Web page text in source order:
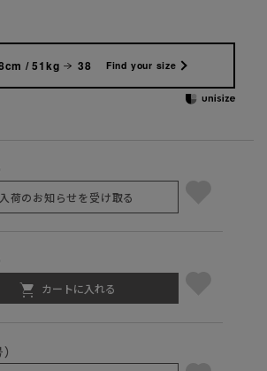
/ 51kg 38 Find your size
入荷のお知らせを受け取る
カートに入れる